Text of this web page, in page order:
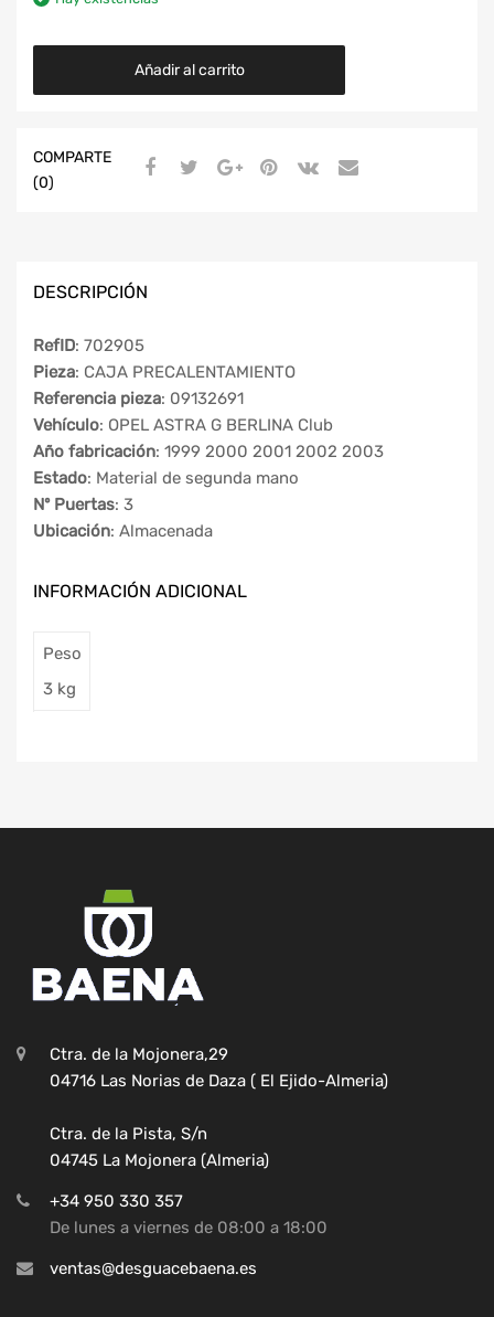
Añadir al carrito
COMPARTE
(0)
DESCRIPCIÓN
RefID: 702905
Pieza: CAJA PRECALENTAMIENTO
Referencia pieza: 09132691
Vehículo: OPEL ASTRA G BERLINA Club
Año fabricación: 1999 2000 2001 2002 2003
Estado: Material de segunda mano
Nº Puertas: 3
Ubicación: Almacenada
INFORMACIÓN ADICIONAL
Peso
3 kg
Ctra. de la Mojonera,29
04716 Las Norias de Daza ( El Ejido-Almeria)
Ctra. de la Pista, S/n
04745 La Mojonera (Almeria)
+34 950 330 357
De lunes a viernes de 08:00 a 18:00
ventas@desguacebaena.es